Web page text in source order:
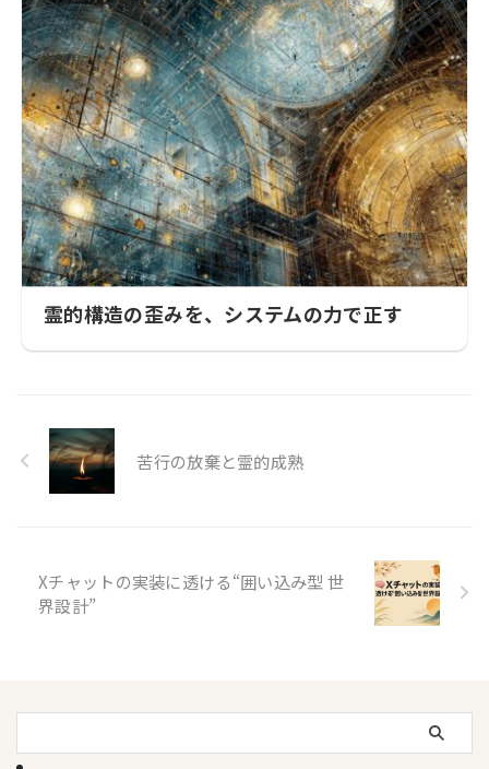
霊的構造の歪みを、システムの力で正す
苦行の放棄と霊的成熟
Xチャットの実装に透ける“囲い込み型 世
界設計”